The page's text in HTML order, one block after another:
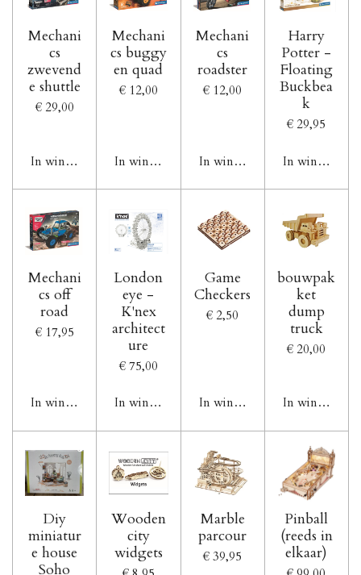
Mechani
cs
zwevend
e shuttle
€ 29,00
In winkelwagen
Mechani
cs buggy
en quad
€ 12,00
In winkelwagen
Mechani
cs
roadster
€ 12,00
In winkelwagen
Harry
Potter -
Floating
Buckbea
k
€ 29,95
In
Mechani
cs off
road
€ 17,95
In winkelwagen
London
eye -
K'nex
architect
ure
€ 75,00
In winkelwagen
Game
Checkers
€ 2,50
In winkelwagen
bouwpak
ket
dump
truck
€ 20,00
In
Diy
miniatur
e house
Soho
Wooden
city
widgets
Marble
parcour
€ 39,95
Pinball
(reeds in
elkaar)